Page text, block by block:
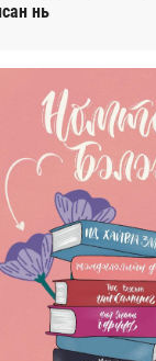
нь